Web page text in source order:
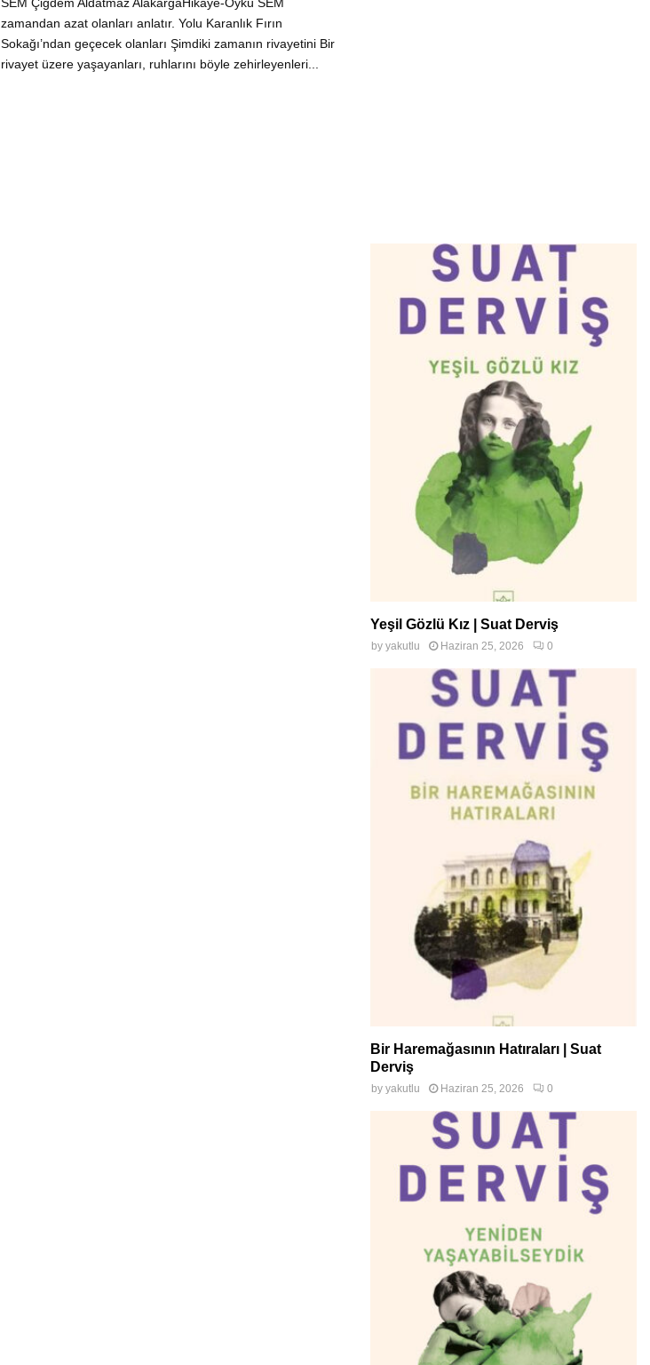
zamandan azat olanları anlatır. Yolu Karanlık Fırın
Sokağı’ndan geçecek olanları Şimdiki zamanın rivayetini Bir
rivayet üzere yaşayanları, ruhlarını böyle zehirleyenleri...
Yeşil Gözlü Kız | Suat Derviş
by yakutlu Haziran 25, 2026 0
Bir Haremağasının Hatıraları | Suat
Derviş
by yakutlu Haziran 25, 2026 0